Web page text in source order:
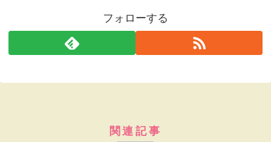
フォローする
関連記事